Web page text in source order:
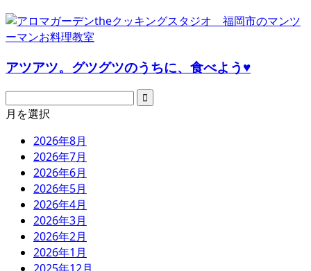
アツアツ。グツグツのうちに、食べよう♥
月を選択
2026年8月
2026年7月
2026年6月
2026年5月
2026年4月
2026年3月
2026年2月
2026年1月